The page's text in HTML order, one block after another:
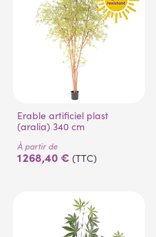
Erable artificiel plast
(aralia) 340 cm
À partir de
1 268,40 € (TTC)